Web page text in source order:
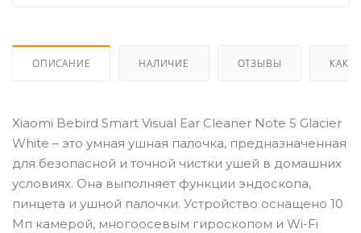
ОПИСАНИЕ НАЛИЧИЕ ОТЗЫВЫ КАК
Xiaomi Bebird Smart Visual Ear Cleaner Note 5 Glacier
White – это умная ушная палочка, предназначенная
для безопасной и точной чистки ушей в домашних
условиях. Она выполняет функции эндоскопа,
пинцета и ушной палочки. Устройство оснащено 10
Мп камерой, многоосевым гироскопом и Wi-Fi